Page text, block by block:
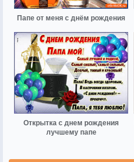
Папе от меня с днём рождения
Открытка с днем рождения
лучшему папе